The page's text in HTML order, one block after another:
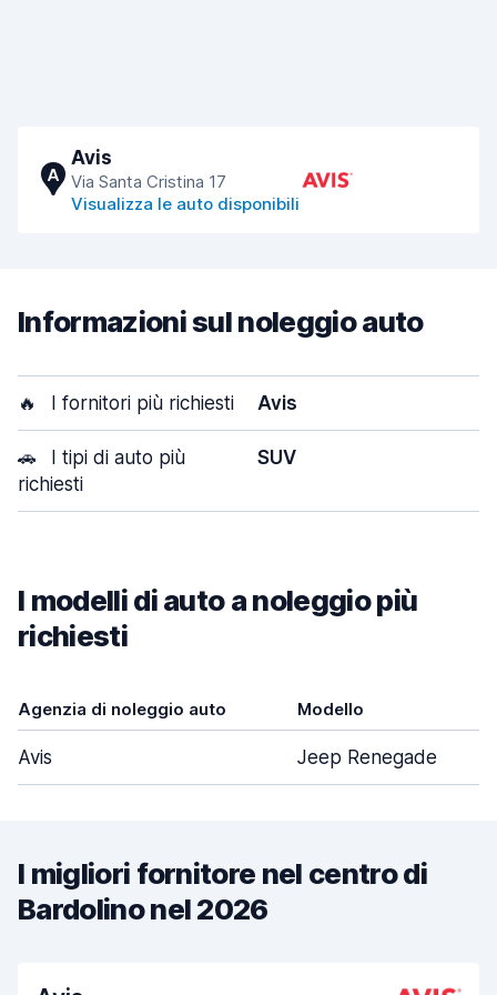
A
Avis
Via Santa Cristina 17
Visualizza le auto disponibili
Informazioni sul noleggio auto
🔥 I fornitori più richiesti Avis
🚗
I tipi di auto più
richiesti
SUV
I modelli di auto a noleggio più
richiesti
Agenzia di noleggio auto Modello
Avis Jeep Renegade
I migliori fornitore nel centro di
Bardolino nel 2026